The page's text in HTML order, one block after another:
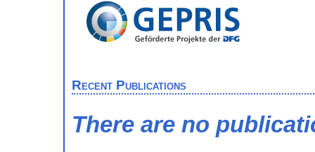
Recent Publications
There are no